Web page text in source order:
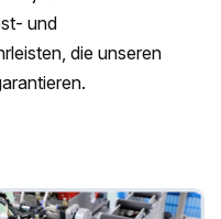
und
die unseren